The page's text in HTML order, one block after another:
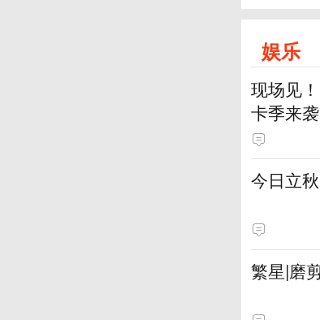
娱乐
现场见
卡季来袭
今日立
繁星|磨